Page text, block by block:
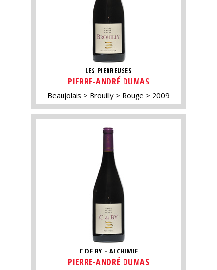
LES PIERREUSES
PIERRE-ANDRÉ DUMAS
Beaujolais Brouilly Rouge 2009
C DE BY - ALCHIMIE
PIERRE-ANDRÉ DUMAS